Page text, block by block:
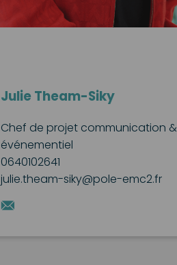
Julie Theam-Siky
Chef de projet communication &
événementiel
0640102641
julie.theam-siky@pole-emc2.fr